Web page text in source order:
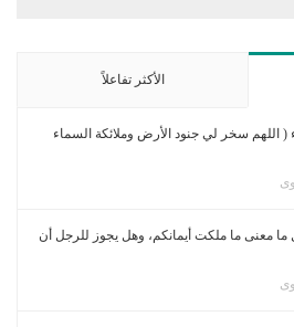
الأكثر تفاعلاً
اللهم سخر لي جنود الأرض وملائكة السماء
معنى ما ملكت أيمانكم، وهل يجوز للرجل أن